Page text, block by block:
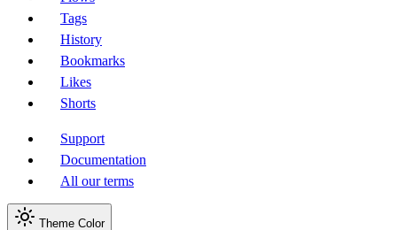
Tags
History
Bookmarks
Likes
Shorts
Support
Documentation
All our terms
Theme Color